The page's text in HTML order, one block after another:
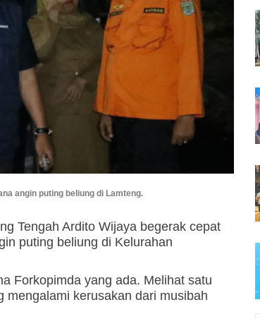
angin puting beliung di Lamteng.
Tengah Ardito Wijaya begerak cepat
puting beliung di Kelurahan
Forkopimda yang ada. Melihat satu
mengalami kerusakan dari musibah